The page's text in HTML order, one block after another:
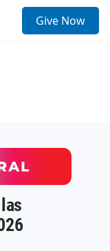
Give Now